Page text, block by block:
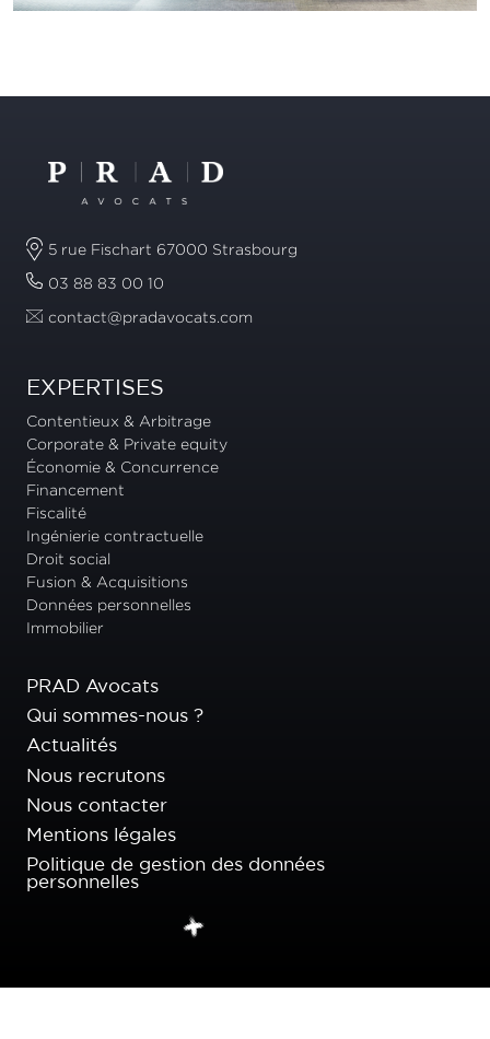
5 rue Fischart 67000 Strasbourg
03 88 83 00 10
contact@pradavocats.com
EXPERTISES
Contentieux & Arbitrage
Corporate & Private equity
Économie & Concurrence
Financement
Fiscalité
Ingénierie contractuelle
Droit social
Fusion & Acquisitions
Données personnelles
Immobilier
PRAD Avocats
Qui sommes-nous ?
Actualités
Nous recrutons
Nous contacter
Mentions légales
Politique de gestion des données
personnelles